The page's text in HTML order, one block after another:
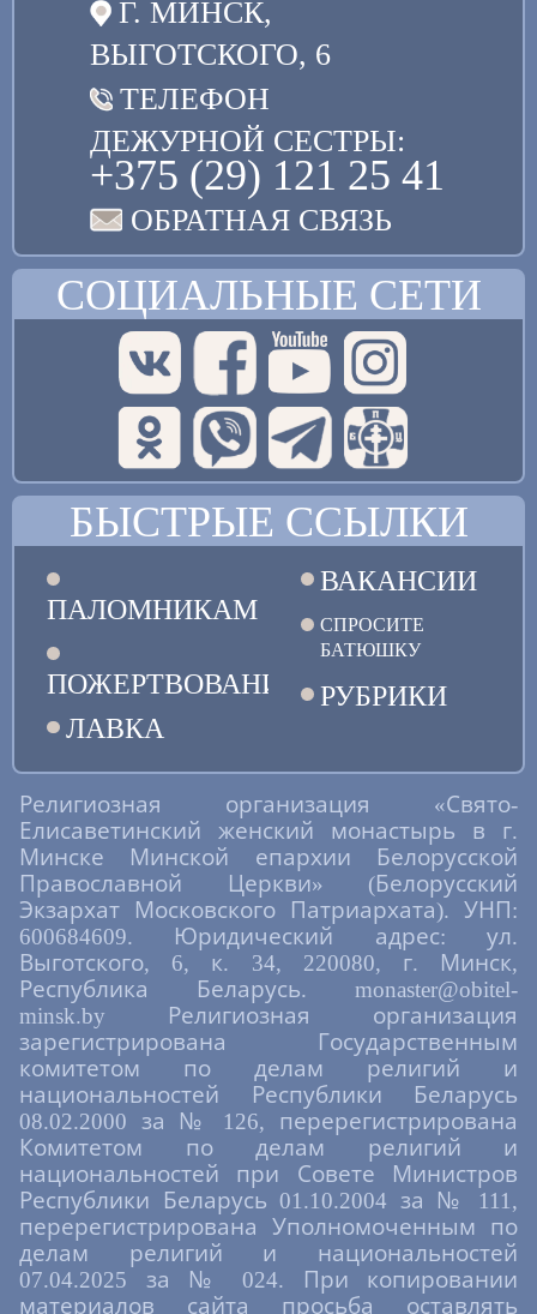
Г. МИНСК,
ВЫГОТСКОГО, 6
ТЕЛЕФОН
ДЕЖУРНОЙ СЕСТРЫ:
+375 (29) 121 25 41
ОБРАТНАЯ СВЯЗЬ
СОЦИАЛЬНЫЕ СЕТИ
БЫСТРЫЕ ССЫЛКИ
ПАЛОМНИКАМ
ПОЖЕРТВОВАНИЯ
ЛАВКА
ВАКАНСИИ
СПРОСИТЕ
БАТЮШКУ
РУБРИКИ
Религиозная организация «Свято-
Елисаветинский женский монастырь в г.
Минске Минской епархии Белорусской
Православной Церкви» (Белорусский
Экзархат Московского Патриархата). УНП:
600684609. Юридический адрес: ул.
Выготского, 6, к. 34, 220080, г. Минск,
Республика Беларусь. monaster@obitel-
minsk.by Религиозная организация
зарегистрирована Государственным
комитетом по делам религий и
национальностей Республики Беларусь
08.02.2000 за № 126, перерегистрирована
Комитетом по делам религий и
национальностей при Совете Министров
Республики Беларусь 01.10.2004 за № 111,
перерегистрирована Уполномоченным по
делам религий и национальностей
07.04.2025 за № 024. При копировании
материалов сайта просьба оставлять